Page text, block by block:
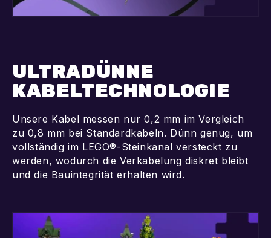
ULTRADÜNNE
KABELTECHNOLOGIE
Unsere Kabel messen nur 0,2 mm im Vergleich
zu 0,8 mm bei Standardkabeln. Dünn genug, um
vollständig im LEGO®-Steinkanal versteckt zu
werden, wodurch die Verkabelung diskret bleibt
und die Bauintegrität erhalten wird.